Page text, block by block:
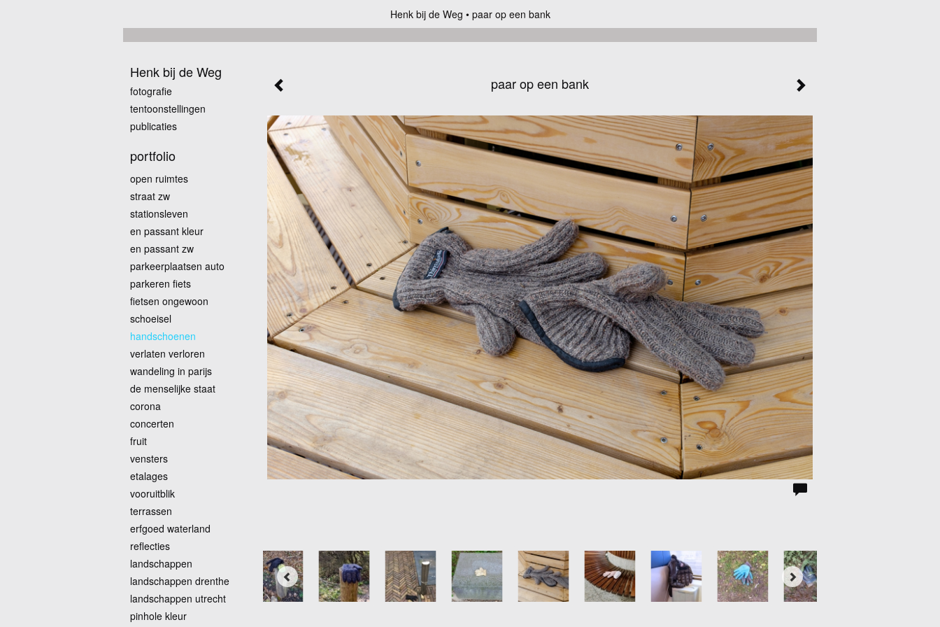
Henk bij de Weg paar op een bank
paar op een bank
Henk bij de Weg
fotografie
tentoonstellingen
publicaties
portfolio
open ruimtes
straat zw
stationsleven
en passant kleur
en passant zw
parkeerplaatsen auto
parkeren fiets
fietsen ongewoon
schoeisel
handschoenen
verlaten verloren
wandeling in parijs
de menselijke staat
corona
concerten
fruit
vensters
etalages
vooruitblik
terrassen
erfgoed waterland
reflecties
landschappen
landschappen drenthe
landschappen utrecht
pinhole kleur